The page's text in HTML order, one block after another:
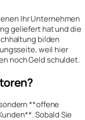
Ihr Unternehmen
geliefert hat und die
bilden
weil hier
noch Geld schuldet.
**offene
Sobald Sie